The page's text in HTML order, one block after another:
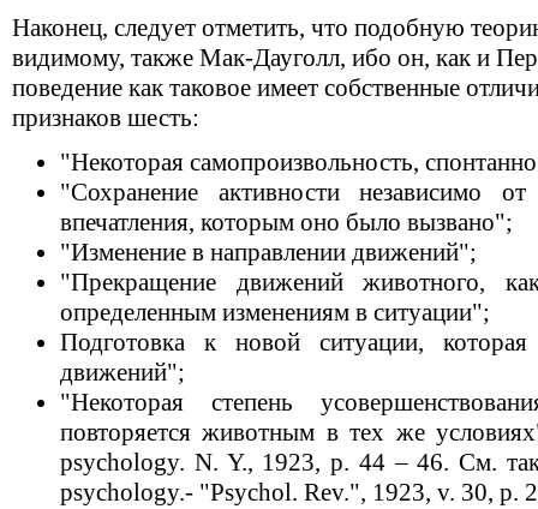
Наконец, следует отметить, что подобную
видимому, также Мак-Дауголл, ибо он, как и
поведение как таковое имеет собственные
признаков шесть:
"Некоторая самопроизвольность,
"Сохранение активности независимо от
впечатления, которым оно было вызвано";
"Изменение в направлении движений";
"Прекращение движений животного,
определенным изменениям в ситуации";
Подготовка к новой ситуации,
движений";
"Некоторая степень
повторяется животным в тех же
psychology. N. Y., 1923, р. 44 – 46. См.
psychology.- "Psychol. Rev.", 1923, v. 30, р.